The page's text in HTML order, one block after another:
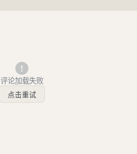
评论加载失败
点击重试